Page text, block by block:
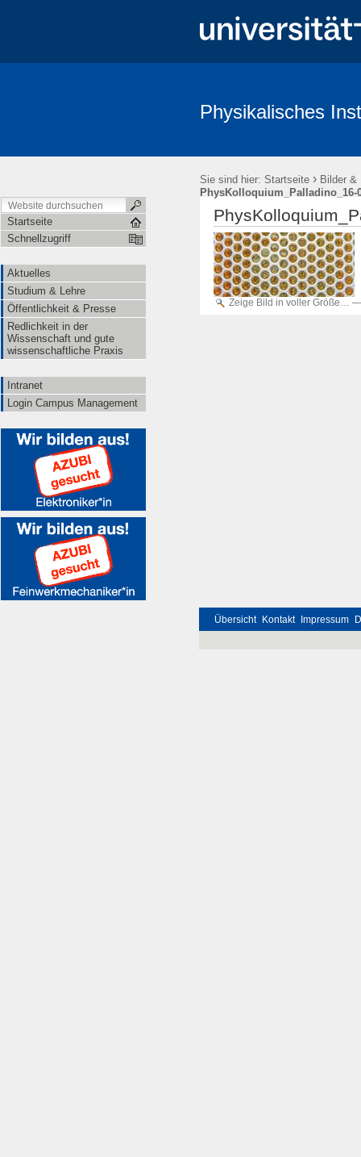
Physikalisches
Sie sind hier: Startseite › Bilder &
PhysKolloquium_Palladino_16-
Startseite
Schnellzugriff
Aktuelles
Studium & Lehre
Öffentlichkeit & Presse
Redlichkeit in der
Wissenschaft und gute
wissenschaftliche Praxis
Intranet
Login Campus Management
Zeige Bild in voller Größe…
Übersicht Kontakt Impressum